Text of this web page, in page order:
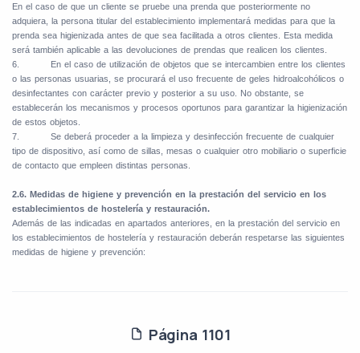
En el caso de que un cliente se pruebe una prenda que posteriormente no
adquiera, la persona titular del establecimiento implementará medidas para que la
prenda sea higienizada antes de que sea facilitada a otros clientes. Esta medida
será también aplicable a las devoluciones de prendas que realicen los clientes.
6.
En el caso de utilización de objetos que se intercambien entre los clientes
o las personas usuarias, se procurará el uso frecuente de geles hidroalcohólicos o
desinfectantes con carácter previo y posterior a su uso. No obstante, se
establecerán los mecanismos y procesos oportunos para garantizar la higienización
de estos objetos.
7.
Se deberá proceder a la limpieza y desinfección frecuente de cualquier
tipo de dispositivo, así como de sillas, mesas o cualquier otro mobiliario o superficie
de contacto que empleen distintas personas.
2.6. Medidas de higiene y prevención en la prestación del servicio en los
establecimientos de hostelería y restauración.
Además de las indicadas en apartados anteriores, en la prestación del servicio en
los establecimientos de hostelería y restauración deberán respetarse las siguientes
medidas de higiene y prevención:
Página 1101